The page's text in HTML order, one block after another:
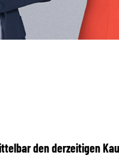
den derzeitigen